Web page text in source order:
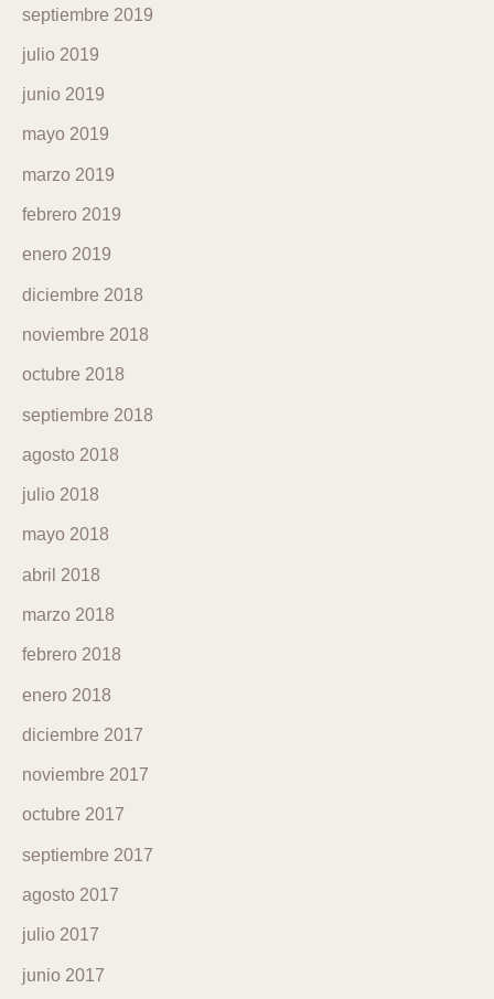
septiembre 2019
julio 2019
junio 2019
mayo 2019
marzo 2019
febrero 2019
enero 2019
diciembre 2018
noviembre 2018
octubre 2018
septiembre 2018
agosto 2018
julio 2018
mayo 2018
abril 2018
marzo 2018
febrero 2018
enero 2018
diciembre 2017
noviembre 2017
octubre 2017
septiembre 2017
agosto 2017
julio 2017
junio 2017